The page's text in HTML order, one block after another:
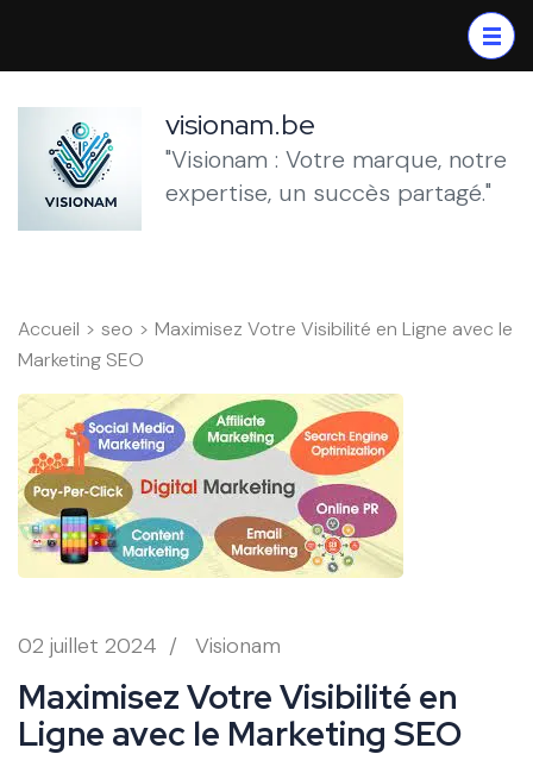
contenu
(Pressez
Entrée)
visionam.be
"Visionam : Votre marque, notre
expertise, un succès partagé."
Accueil > seo > Maximisez Votre Visibilité en Ligne avec le
Marketing SEO
02 juillet 2024 / Visionam
Maximisez Votre Visibilité en
Ligne avec le Marketing SEO